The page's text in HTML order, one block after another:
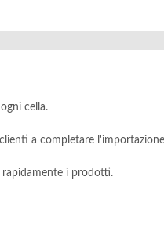
cella.
a completare
rapidamente i prodotti.